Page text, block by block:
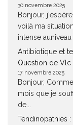
30 novembre 2025
Bonjour,
voilà ma
intense auniveau
Antibiotique et
Question de Vlc
17 novembre 2025
Bonjour,
mois que je
de...
Tendinopathies